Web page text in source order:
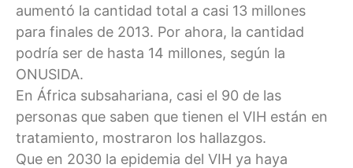
aumentó la cantidad total a casi 13 millones
para finales de 2013. Por ahora, la cantidad
podría ser de hasta 14 millones, según la
ONUSIDA.
En África subsahariana, casi el 90 de las
personas que saben que tienen el VIH están en
tratamiento, mostraron los hallazgos.
Que en 2030 la epidemia del VIH ya haya